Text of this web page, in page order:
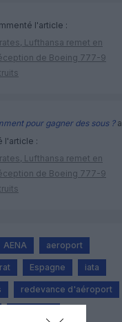
l'article :
Lufthansa remet en
de Boeing 777-9
pour gagner des sous ?a
l'article :
Lufthansa remet en
de Boeing 777-9
AENA aeroport
Espagne iata
redevance d'aéroport